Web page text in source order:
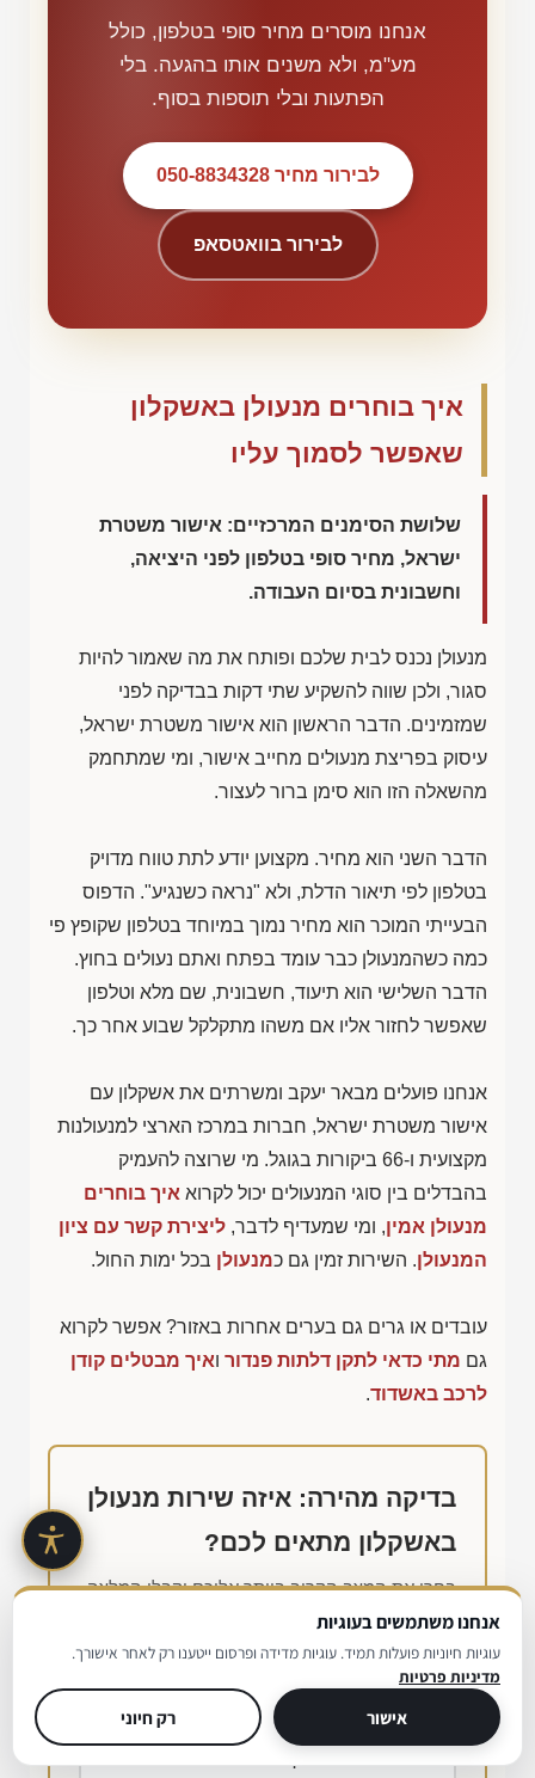
אנחנו מוסרים מחיר סופי בטלפון, כולל
מע"מ, ולא משנים אותו בהגעה. בלי
הפתעות ובלי תוספות בסוף.
לבירור מחיר 050-8834328
לבירור בוואטסאפ
איך בוחרים מנעולן באשקלון
שאפשר לסמוך עליו
שלושת הסימנים המרכזיים: אישור משטרת
ישראל, מחיר סופי בטלפון לפני היציאה,
וחשבונית בסיום העבודה.
מנעולן נכנס לבית שלכם ופותח את מה שאמור להיות
סגור, ולכן שווה להשקיע שתי דקות בבדיקה לפני
שמזמינים. הדבר הראשון הוא אישור משטרת ישראל,
עיסוק בפריצת מנעולים מחייב אישור, ומי שמתחמק
מהשאלה הזו הוא סימן ברור לעצור.
הדבר השני הוא מחיר. מקצוען יודע לתת טווח מדויק
בטלפון לפי תיאור הדלת, ולא "נראה כשנגיע". הדפוס
הבעייתי המוכר הוא מחיר נמוך במיוחד בטלפון שקופץ פי
כמה כשהמנעולן כבר עומד בפתח ואתם נעולים בחוץ.
הדבר השלישי הוא תיעוד, חשבונית, שם מלא וטלפון
שאפשר לחזור אליו אם משהו מתקלקל שבוע אחר כך.
אנחנו פועלים מבאר יעקב ומשרתים את אשקלון עם
אישור משטרת ישראל, חברות במרכז הארצי למנעולנות
מקצועית ו-66 ביקורות בגוגל. מי שרוצה להעמיק
בהבדלים בין סוגי המנעולים יכול לקרוא איך בוחרים
מנעולן אמין, ומי שמעדיף לדבר, ליצירת קשר עם ציון
המנעולן. השירות זמין גם כמנעולן בכל ימות החול.
עובדים או גרים גם בערים אחרות באזור? אפשר לקרוא
גם מתי כדאי לתקן דלתות פנדור ואיך מבטלים קודן
לרכב באשדוד.
בדיקה מהירה: איזה שירות מנעולן
באשקלון מתאים לכם?
בחרו את המצב הקרוב ביותר אליכם וקבלו המלצה
ראשונית.
ננעלתי מחוץ לבית או לרכב כרגע
אנחנו משתמשים בעוגיות
עוגיות חיוניות פועלות תמיד. עוגיות מדידה ופרסום ייטענו רק לאחר אישורך.
מדיניות פרטיות
אישור רק חיוני